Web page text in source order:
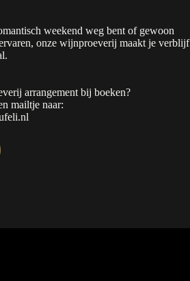
weekend weg bent of gewoon
onze wijnproeverij maakt je verblijf
arrangement bij boeken?
mailtje naar: